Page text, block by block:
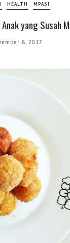
HEALTH MPASI
yang Susah
8, 2017